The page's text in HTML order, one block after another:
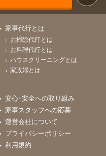
家事代行とは
お掃除代行とは
お料理代行とは
ハウスクリーニングとは
家政婦とは
安心･安全への取り組み
家事スタッフへの応募
運営会社について
プライバシーポリシー
利用規約